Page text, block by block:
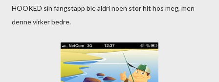
HOOKED sin fangstapp ble aldri noen stor hit hos meg, men
denne virker bedre.